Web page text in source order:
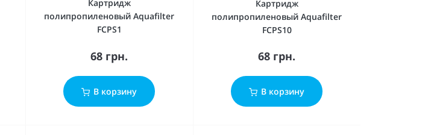
Картридж
полипропиленовый Aquafilter
FCPS1
68 грн.
В корзину
Картридж
полипропиленовый Aquafilter
FCPS10
68 грн.
В корзину